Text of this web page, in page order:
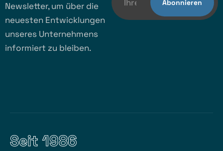
Newsletter, um über die
neuesten Entwicklungen
unseres Unternehmens
informiert zu bleiben.
Seit 1986